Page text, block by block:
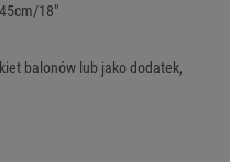
18"
balonów lub jako dodatek,